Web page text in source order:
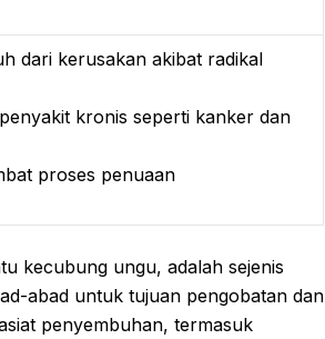
dari kerusakan akibat radikal
kronis seperti kanker dan
proses penuaan
kecubung ungu, adalah sejenis
abad untuk tujuan pengobatan dan
penyembuhan, termasuk